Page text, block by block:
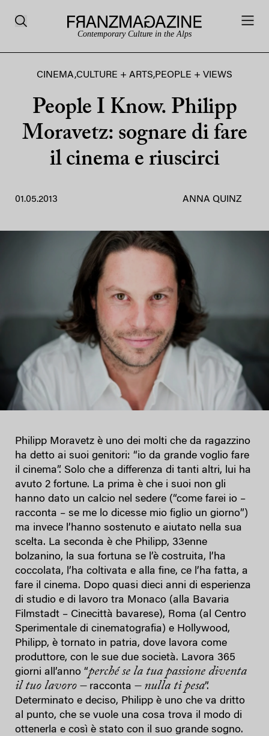
Contemporary Culture in the Alps
CINEMA,CULTURE + ARTS,PEOPLE + VIEWS
People I Know. Philipp
Moravetz: sognare di fare
il cinema e riuscirci
01.05.2013 ANNA QUINZ
Philipp Moravetz è uno dei molti che da ragazzino
ha detto ai suoi genitori: “io da grande voglio fare
il cinema”. Solo che a differenza di tanti altri, lui ha
avuto 2 fortune. La prima è che i suoi non gli
hanno dato un calcio nel sedere (“come farei io –
racconta – se me lo dicesse mio figlio un giorno”)
ma invece l’hanno sostenuto e aiutato nella sua
scelta. La seconda è che Philipp, 33enne
bolzanino, la sua fortuna se l’è costruita, l’ha
coccolata, l’ha coltivata e alla fine, ce l’ha fatta, a
fare il cinema. Dopo quasi dieci anni di esperienza
di studio e di lavoro tra Monaco (alla Bavaria
Filmstadt – Cinecittà bavarese), Roma (al Centro
Sperimentale di cinematografia) e Hollywood,
Philipp, è tornato in patria, dove lavora come
produttore, con le sue due società. Lavora 365
giorni all’anno “perché se la tua passione diventa
il tuo lavoro – racconta – nulla ti pesa”.
Determinato e deciso, Philipp è uno che va dritto
al punto, che se vuole una cosa trova il modo di
ottenerla e così è stato con il suo grande sogno.